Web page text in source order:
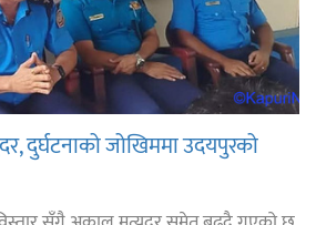
दुर्घटनाको जोखिममा उदयपुरको